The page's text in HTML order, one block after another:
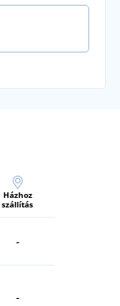
Házhoz
szállítás
-
-